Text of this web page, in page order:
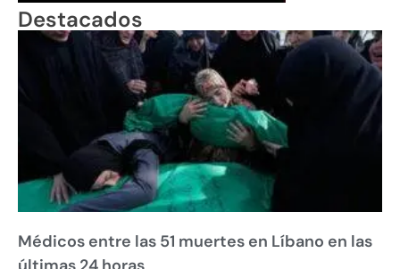
Destacados
Médicos entre las 51 muertes en Líbano en las